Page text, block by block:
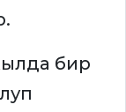
бир